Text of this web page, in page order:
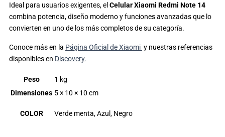
Ideal para usuarios exigentes, el Celular Xiaomi Redmi Note 14
combina potencia, diseño moderno y funciones avanzadas que lo
convierten en uno de los más completos de su categoría.
Conoce más en la Página Oficial de Xiaomi y nuestras referencias
disponibles en Discovery.
Peso
1 kg
Dimensiones 5 × 10 × 10 cm
COLOR Verde menta, Azul, Negro